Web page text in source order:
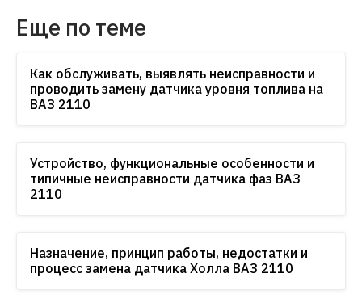
Еще по теме
Как обслуживать, выявлять неисправности и
проводить замену датчика уровня топлива на
ВАЗ 2110
Устройство, функциональные особенности и
типичные неисправности датчика фаз ВАЗ
2110
Назначение, принцип работы, недостатки и
процесс замена датчика Холла ВАЗ 2110